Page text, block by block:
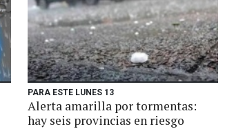
PARA ESTE LUNES 13
Alerta amarilla por tormentas:
hay seis provincias en riesgo